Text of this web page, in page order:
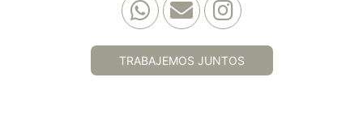
TRABAJEMOS JUNTOS